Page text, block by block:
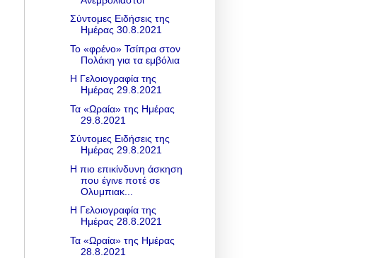
Σύντομες Ειδήσεις της
Ημέρας 30.8.2021
Το «φρένο» Τσίπρα στον
Πολάκη για τα εμβόλια
Η Γελοιογραφία της
Ημέρας 29.8.2021
Τα «Ωραία» της Ημέρας
29.8.2021
Σύντομες Ειδήσεις της
Ημέρας 29.8.2021
Η πιο επικίνδυνη άσκηση
που έγινε ποτέ σε
Ολυμπιακ...
Η Γελοιογραφία της
Ημέρας 28.8.2021
Τα «Ωραία» της Ημέρας
28.8.2021